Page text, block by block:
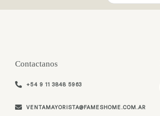
Contactanos
+54 9 11 3848 5963
VENTAMAYORISTA@FAMESHOME.COM.AR